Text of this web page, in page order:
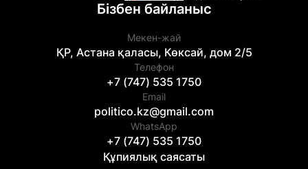
Бізбен байланыс
Мекен-жай
ҚР, Астана қаласы, Көксай, дом 2/5
Телефон
+7 (747) 535 1750
Email
politico.kz@gmail.com
WhatsApp
+7 (747) 535 1750
Құпиялық саясаты